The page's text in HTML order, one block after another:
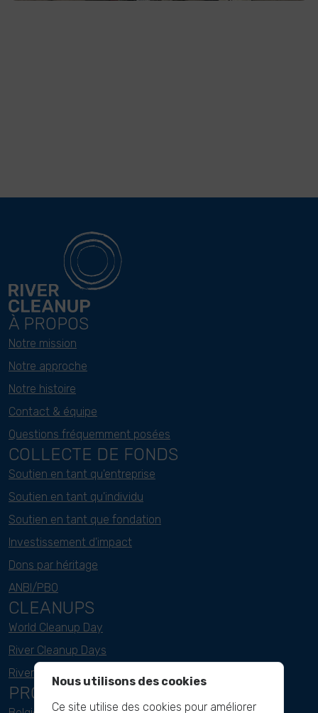
À PROPOS
Notre mission
Notre approche
Notre histoire
Contact & équipe
Questions fréquemment posées
COLLECTE DE FONDS
Soutien en tant qu'entreprise
Soutien en tant qu'individu
Soutien en tant que fondation
Investissement d'impact
Dons par héritage
ANBI/PBO
CLEANUPS
World Cleanup Day
River Cleanup Days
River Cleanup Challenge
PROJECTS
Nous utilisons des cookies
Ce site utilise des cookies pour améliorer